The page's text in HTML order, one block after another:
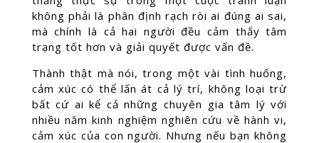
không phải là phân định rạch ròi ai đúng ai sai,
mà chính là cả hai người đều cảm thấy tâm
trạng tốt hơn và giải quyết được vấn đề.
Thành thật mà nói, trong một vài tình huống,
cảm xúc có thể lấn át cả lý trí, không loại trừ
bất cứ ai kể cả những chuyên gia tâm lý với
nhiều năm kinh nghiệm nghiên cứu về hành vi,
cảm xúc của con người. Nhưng nếu bạn không